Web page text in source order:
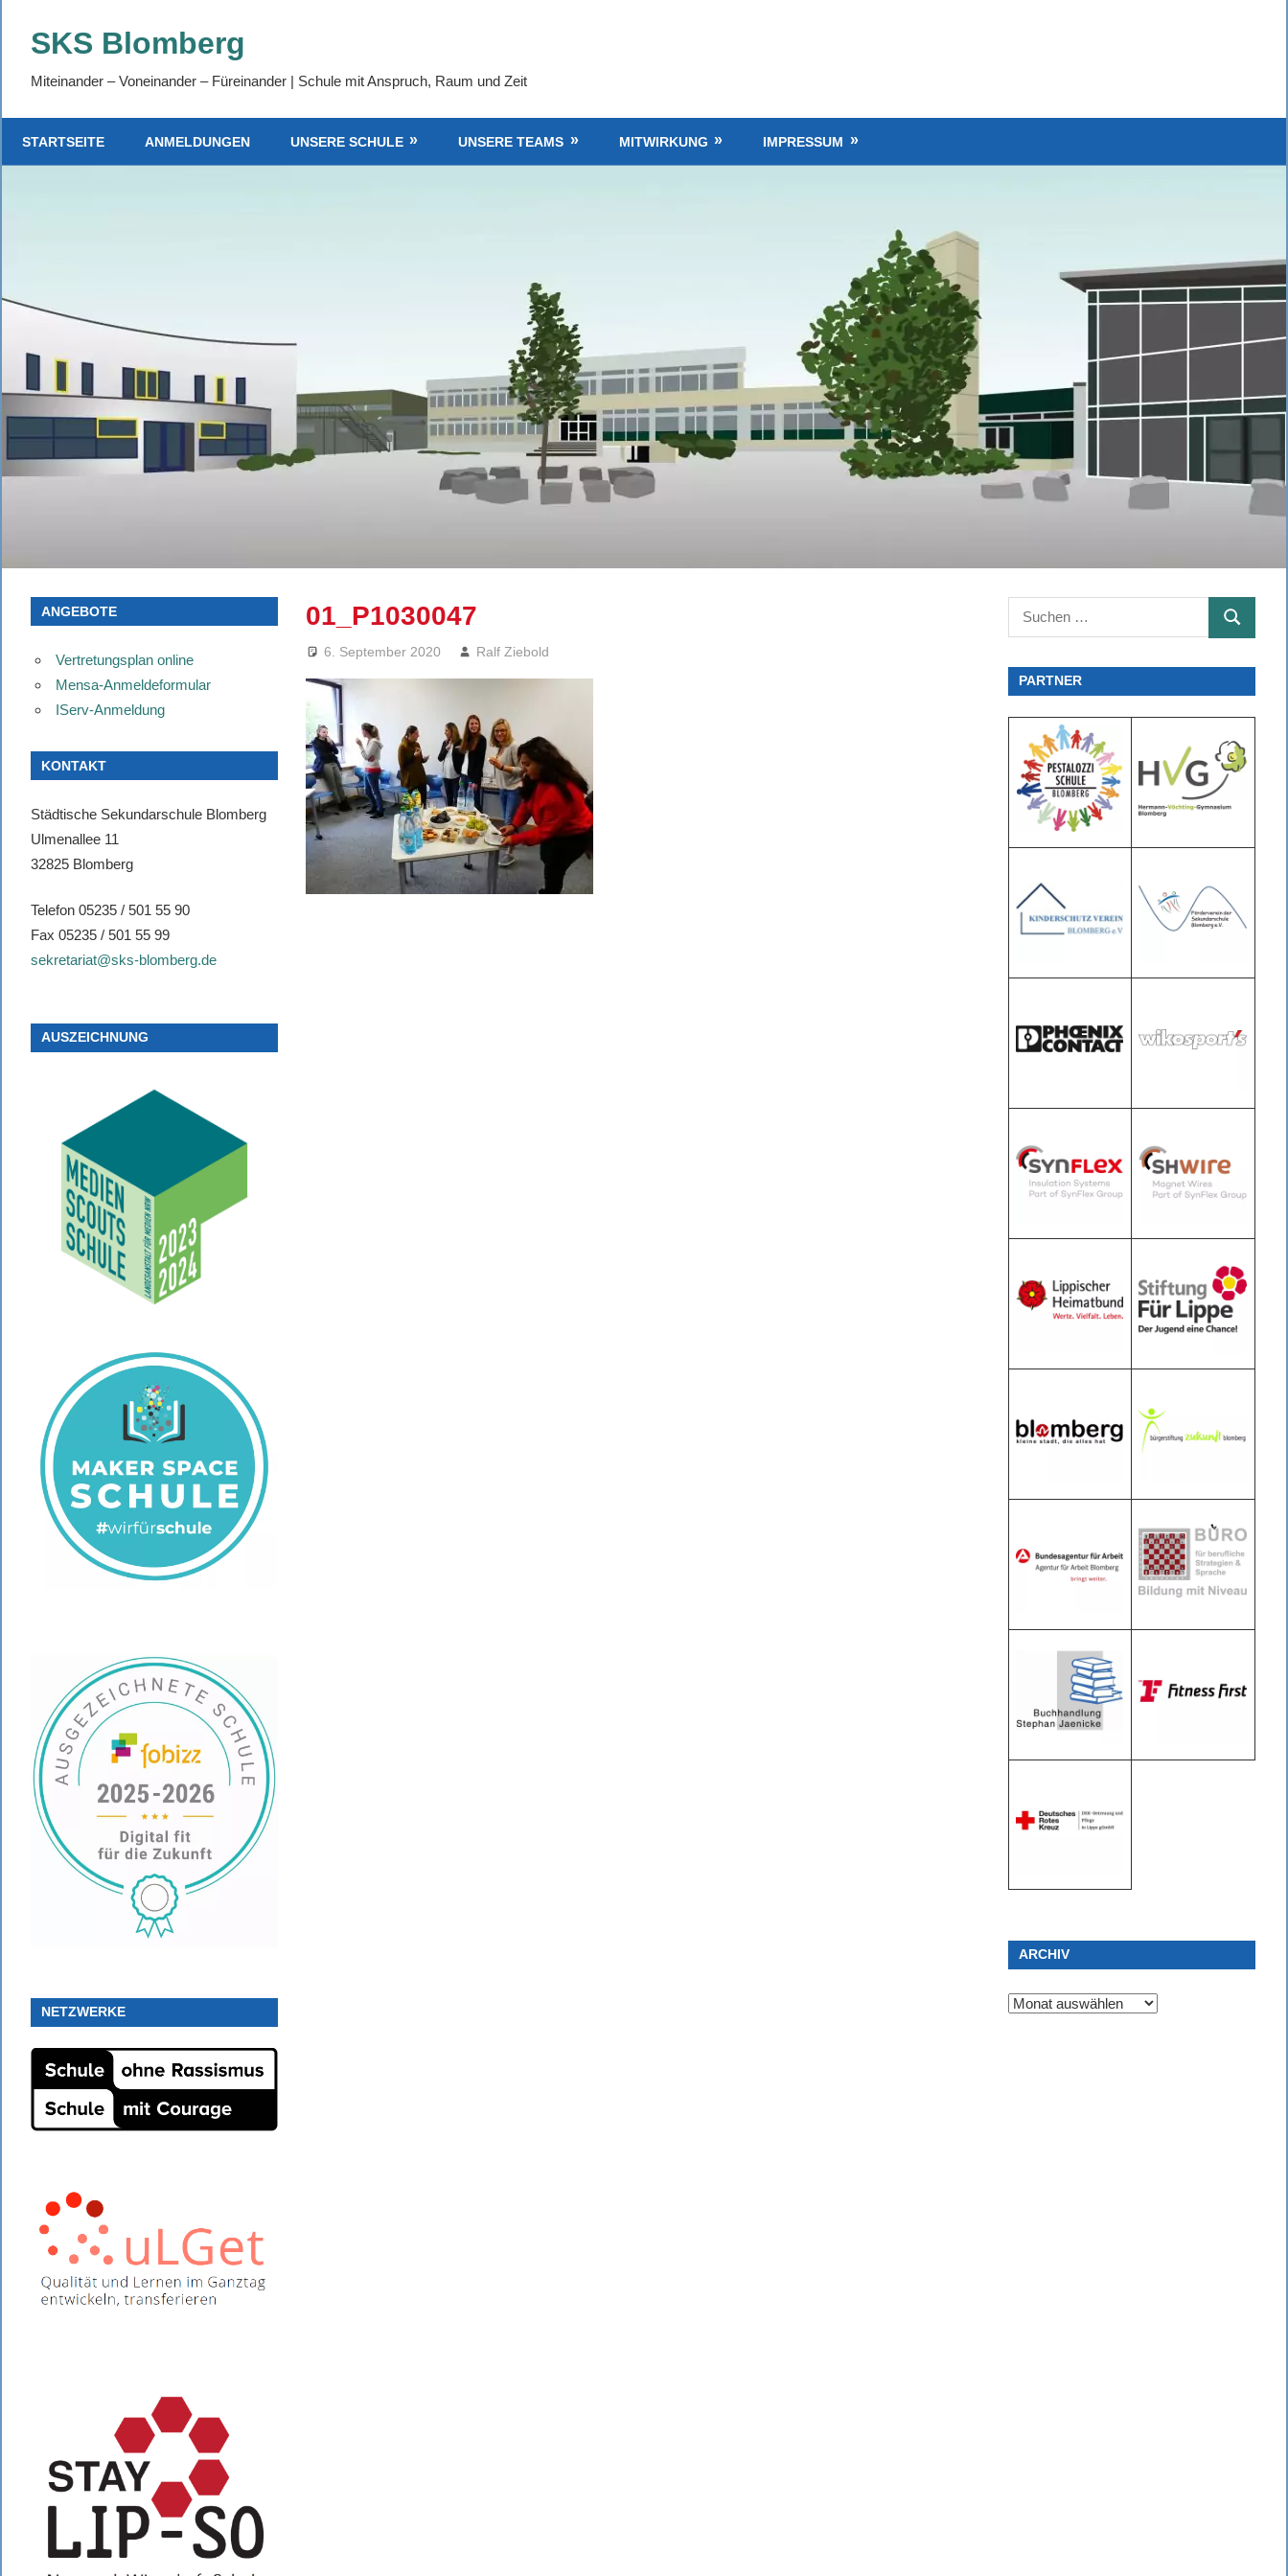
InhaltSKS Blomberg
Miteinander – Voneinander – Füreinander | Schule mit Anspruch, Raum und Zeit
STARTSEITE ANMELDUNGEN UNSERE SCHULE UNSERE TEAMS MITWIRKUNG IMPRESSUM
01_P1030047
6. September 2020 Ralf Ziebold
ANGEBOTE
Vertretungsplan online
Mensa-Anmeldeformular
IServ-Anmeldung
KONTAKT
Städtische Sekundarschule Blomberg
Ulmenallee 11
32825 Blomberg
Telefon 05235 / 501 55 90
Fax 05235 / 501 55 99
sekretariat@sks-blomberg.de
AUSZEICHNUNG
NETZWERKE
Suchen
nach:
SUCHEN
PARTNER
ARCHIV
Archiv